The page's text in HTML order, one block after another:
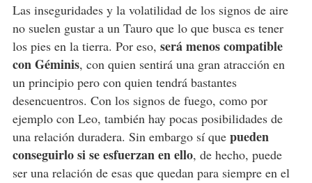
Las inseguridades y la volatilidad de los signos de aire
no suelen gustar a un Tauro que lo que busca es tener
los pies en la tierra. Por eso, será menos compatible
con Géminis, con quien sentirá una gran atracción en
un principio pero con quien tendrá bastantes
desencuentros. Con los signos de fuego, como por
ejemplo con Leo, también hay pocas posibilidades de
una relación duradera. Sin embargo sí que pueden
conseguirlo si se esfuerzan en ello, de hecho, puede
ser una relación de esas que quedan para siempre en el